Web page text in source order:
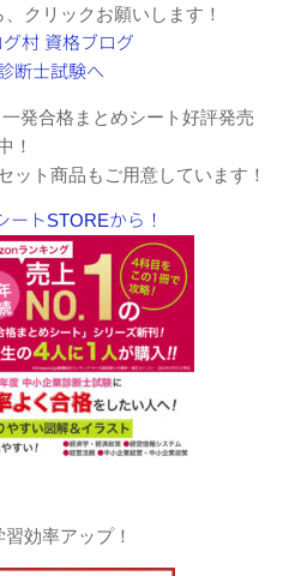
クリックお願いします！
発合格まとめシート好評発売
！
ット商品もご用意しています！
ートSTOREから！
効率アップ！